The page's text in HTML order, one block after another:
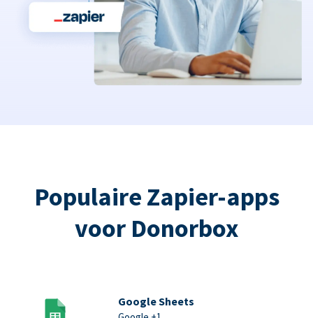
Populaire Zapier-apps
voor Donorbox
Google Sheets